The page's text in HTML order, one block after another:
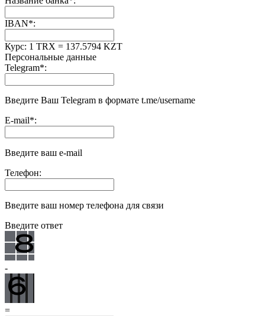
IBAN*:
Курс: 1 TRX = 137.5794 KZT
Персональные данные
Telegram*:
Введите Ваш Telegram в формате t.me/username
E-mail*:
Введите ваш e-mail
Телефон:
Введите ваш номер телефона для связи
Введите ответ
-
=